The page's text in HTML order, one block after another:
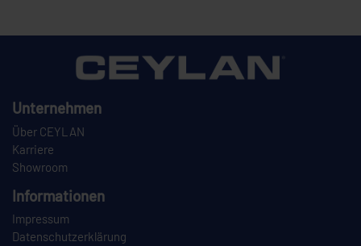
Unternehmen
Über CEYLAN
Karriere
Showroom
Informationen
Impressum
Datenschutzerklärung